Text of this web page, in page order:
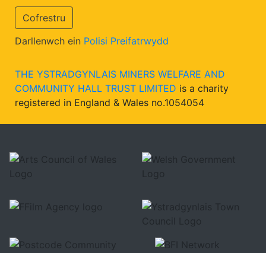
Cofrestru
Darllenwch ein Polisi Preifatrwydd
THE YSTRADGYNLAIS MINERS WELFARE AND
COMMUNITY HALL TRUST LIMITED is a charity
registered in England & Wales no.1054054